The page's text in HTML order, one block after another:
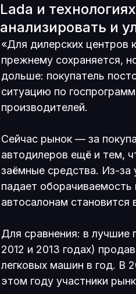
Lada и
анализировать и
«Для дилерских центров
прежнему сохраняется,
дольше: покупатель
ситуацию по
производителей.
Сейчас рынок — за
автодилеров ещё и тем,
заёмные средства. Из-за
падает оборачиваемость
автосалонам становится
Для сравнения: в лучшие
2012 и 2013 годах)
легковых машин в год. В
этом году участники